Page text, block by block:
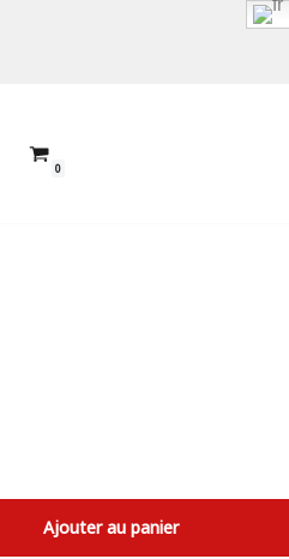
0
Ajouter au panier